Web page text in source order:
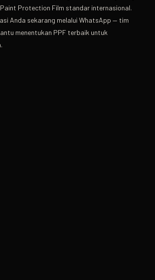
Protection Film standar internasional.
Anda sekarang melalui WhatsApp — tim
menentukan PPF terbaik untuk